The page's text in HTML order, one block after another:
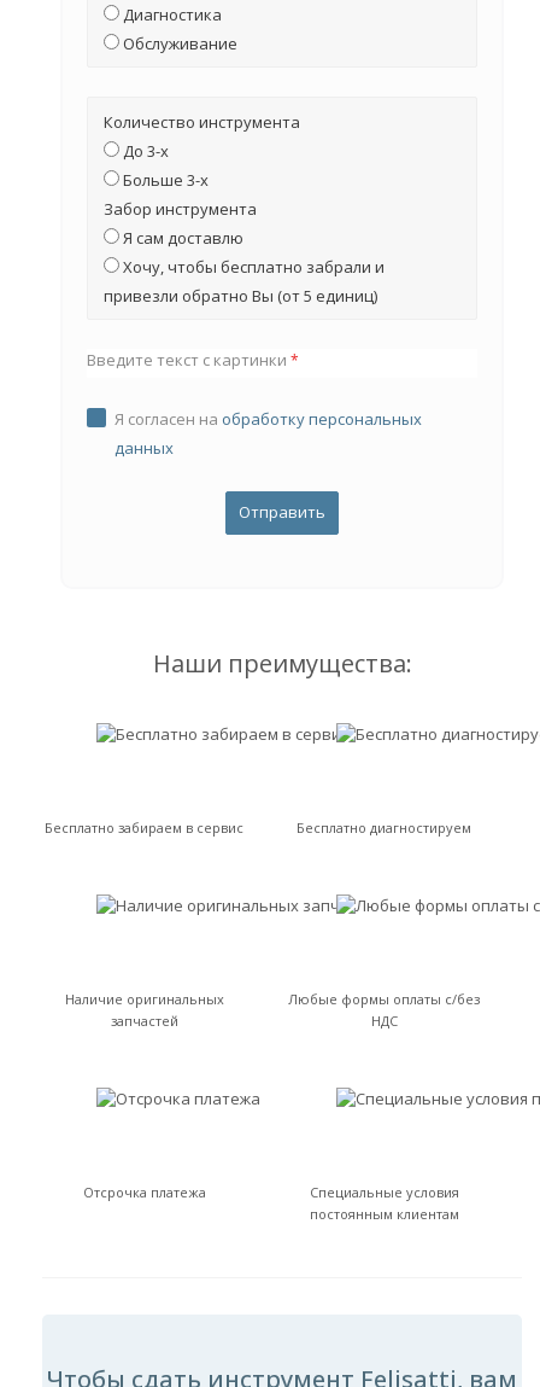
Диагностика
Обслуживание
Количество инструмента
До 3-х
Больше 3-х
Забор инструмента
Я сам доставлю
Хочу, чтобы бесплатно забрали и
привезли обратно Вы (от 5 единиц)
Введите текст с картинки *
Я согласен на обработку персональных
данных
Наши преимущества:
Бесплатно забираем в сервис Бесплатно диагностируем
Наличие оригинальных
запчастей
Любые формы оплаты с/без
НДС
Отсрочка платежа
Специальные условия
постоянным клиентам
Чтобы сдать инструмент Felisatti, вам